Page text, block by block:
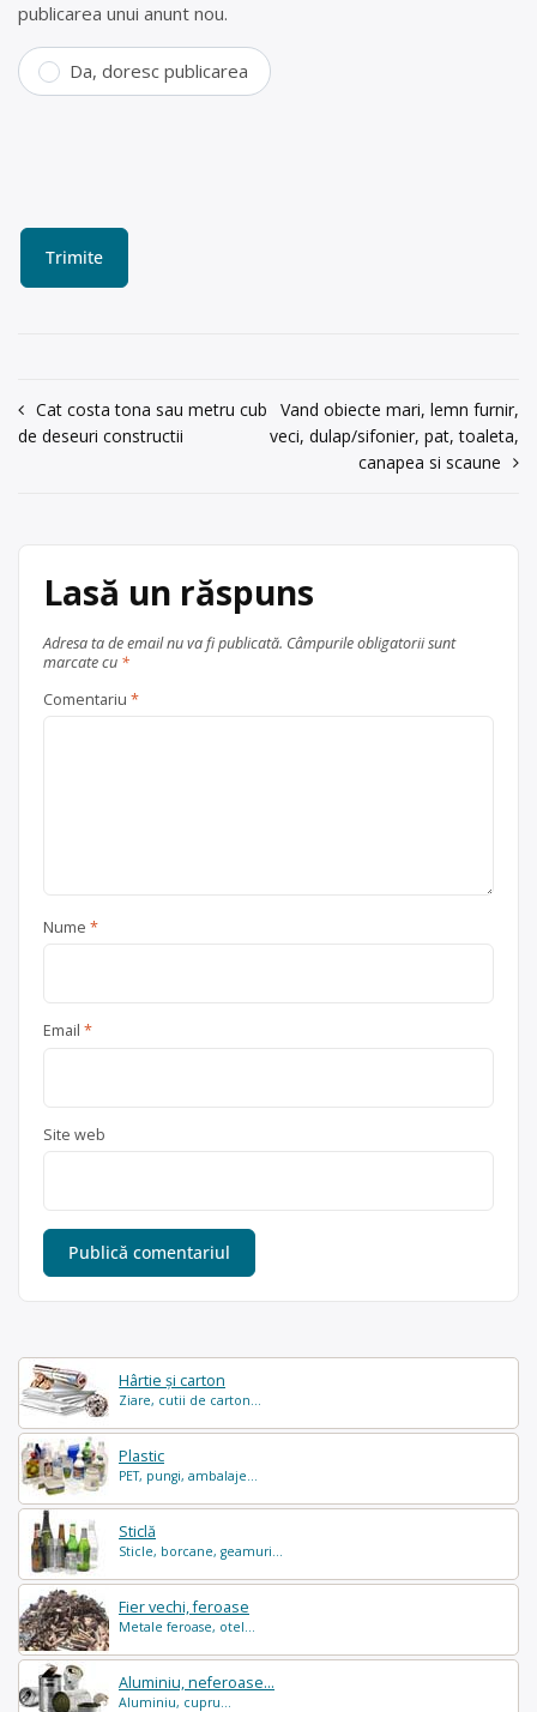
Hârtie și carton
Ziare, cutii de carton...
Plastic
PET, pungi, ambalaje...
Sticlă
Sticle, borcane, geamuri...
Fier vechi, feroase
Metale feroase, otel...
Aluminiu, neferoase...
Aluminiu, cupru...
publicarea unui anunt nou.
Da, doresc publicarea
Navigare
în
Cat costa tona sau metru cub
de deseuri constructii
Vand obiecte mari, lemn furnir,
veci, dulap/sifonier, pat, toaleta,
canapea si scaune
Lasă un răspuns
Adresa ta de email nu va fi publicată. Câmpurile obligatorii sunt
marcate cu *
Comentariu *
Nume *
Email *
Site web